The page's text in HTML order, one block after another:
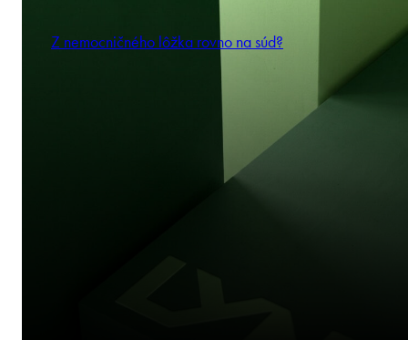
Z nemocničného lôžka rovno na súd?